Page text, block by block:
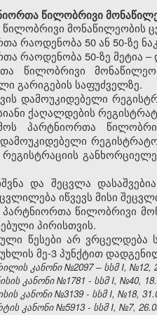
წილობრივი
წილობრივი მონაწილეობის
რაოდენობა 50 ან 50-ზე
რაოდენობა 50-ზე მეტია
წილობრივი
გარიგების საფუძველზე.
დამოუკიდებელი
ქაღალდების
პარტნიორთა
რეგისტრაციის
და შეცვლა
იწვევს მისი
პარტნიორთა წილობრივი
პირისთვის.
წესები არ ვრცელდება
მე-3 პუნქტით
კანონი №2097 – სსმ I, №12,
კანონი №1781 - სსმ I, №40,
კანონი №3139 - სსმ I, №18,
კანონი №5913 - სსმ I, №7,